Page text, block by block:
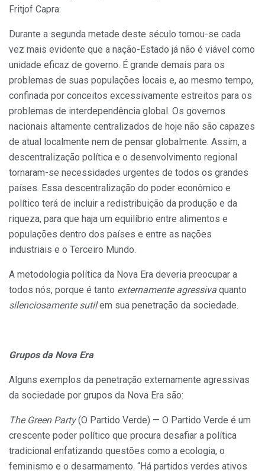
Fritjof Capra:
Durante a segunda metade deste século tornou-se cada
vez mais evidente que a nação-Estado já não é viável como
unidade eficaz de governo. É grande demais para os
problemas de suas populações locais e, ao mesmo tempo,
confinada por conceitos excessivamente estrei­tos para os
problemas de interdependência global. Os governos
nacionais altamente centralizados de hoje não são capazes
de atual localmente nem de pensar global­mente. Assim, a
descentralização política e o desenvol­vimento regional
tornaram-se necessidades urgentes de todos os grandes
países. Essa descentralização do poder econômico e
político terá de incluir a redistribuição da produção e da
riqueza, para que haja um equilíbrio entre alimentos e
populações dentro dos países e entre as nações
industriais e o Terceiro Mundo.
A metodologia política da Nova Era deveria preocupar a
todos nós, porque é tanto externamente agressiva quanto
silenciosamente sutilem sua penetração da sociedade.
Grupos da Nova Era
Alguns exemplos da penetração externamente agressivas
da sociedade por grupos da Nova Era são:
The Green Party(O Partido Verde) — O Partido Verde é um
crescente poder político que procura desafiar a política
tradicional enfatizando questões como a ecologia, o
feminismo e o desarma­mento. “Há partidos verdes ativos